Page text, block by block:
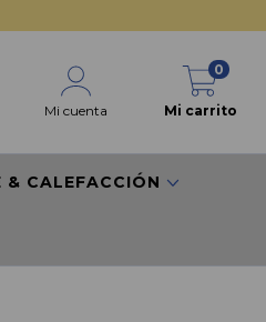
Mi cuenta Mi carrito
0
& CALEFACCIÓN